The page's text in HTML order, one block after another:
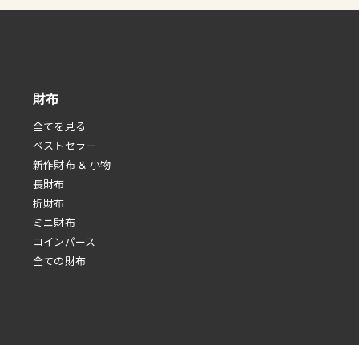
財布
全てを見る
べストセラー
新作財布 & 小物
長財布
折財布
ミニ財布
コインパース
全ての財布